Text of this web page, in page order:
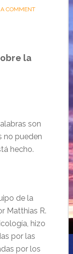
A COMMENT
la
son
no pueden
hecho.
de la
Matthias R.
hizo
por las
por los